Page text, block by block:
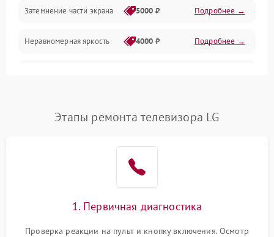
Механические повреждения
Программное обеспечение
Сеть и подключения
Затемнение части экрана 5000 ₽ Подробнее →
Неравномерная яркость 4000 ₽ Подробнее →
Этапы ремонта телевизора LG
1. Первичная диагностика
Проверка реакции на пульт и кнопку включения. Осмотр